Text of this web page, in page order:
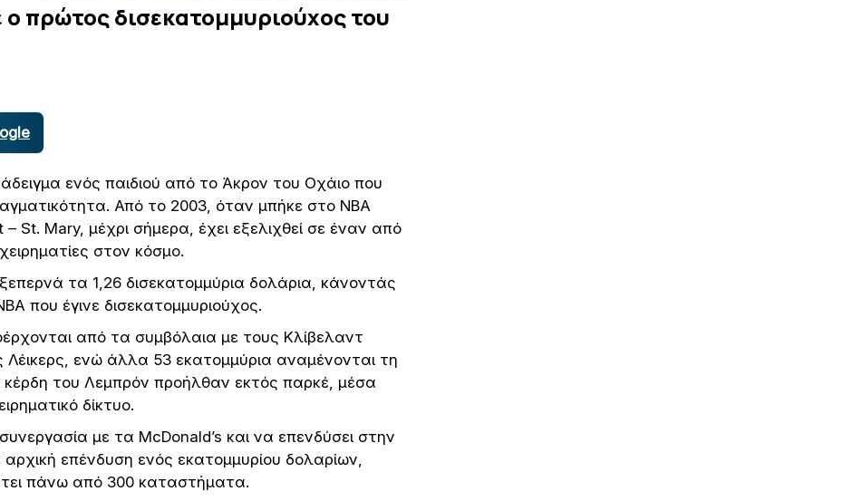
ο πρώτος δισεκατομμυριούχος του
ενός παιδιού από το Άκρον του Οχάιο που
Από το 2003, όταν μπήκε στο NBA
St. Mary, μέχρι σήμερα, έχει εξελιχθεί σε έναν από
στον κόσμο.
τα 1,26 δισεκατομμύρια δολάρια, κάνοντάς
που έγινε δισεκατομμυριούχος.
από τα συμβόλαια με τους Κλίβελαντ
Λέικερς, ενώ άλλα 53 εκατομμύρια αναμένονται τη
του Λεμπρόν προήλθαν εκτός παρκέ, μέσα
δίκτυο.
με τα McDonald’s και να επενδύσει στην
επένδυση ενός εκατομμυρίου δολαρίων,
πάνω από 300 καταστήματα.